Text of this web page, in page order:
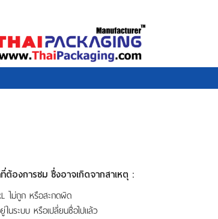
ต้องการชม ซึ่งอาจเกิดจากสาเหตุ :
ไม่ถูก หรือสะกดผิด
ในระบบ หรือเปลี่ยนชื่อไปแล้ว